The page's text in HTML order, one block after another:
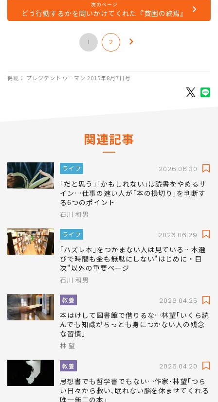
次のページ
どう行動するかを問いかけてくれた『貧困の終焉』
1 2
掲載： プレジデント ウーマン 2015年8月7日号
関連記事
ライフ 2026.06.30
｢だと思う｣｢かもしれない｣は読書をやめるサ
イン…仕事の速い人が｢本の損切り｣を判断す
る6つのポイント
石川 和男
ライフ 2026.06.29
｢ハズレ本｣をつかまない人は見ている…本選
びで時間も金も無駄にしない"はじめに・目
次"以外の重要ページ
石川 和男
教養 2026.04.25
本はけして図書館で借りるな…林望｢いくら読
んでも知識がちっとも身につかない人の残念
な習慣｣
林 望
教養 2026.04.20
思想書でも哲学書でもない…作家･林望｢つら
い日々から救い､眠れない脳を休ませてくれる
唯一無二の本｣